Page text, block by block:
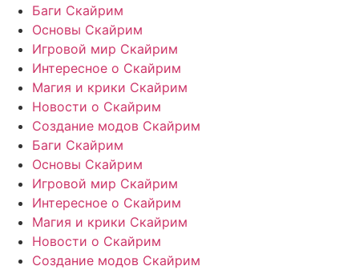
Баги Скайрим
Основы Скайрим
Игровой мир Скайрим
Интересное о Скайрим
Магия и крики Скайрим
Новости о Скайрим
Создание модов Скайрим
Баги Скайрим
Основы Скайрим
Игровой мир Скайрим
Интересное о Скайрим
Магия и крики Скайрим
Новости о Скайрим
Создание модов Скайрим